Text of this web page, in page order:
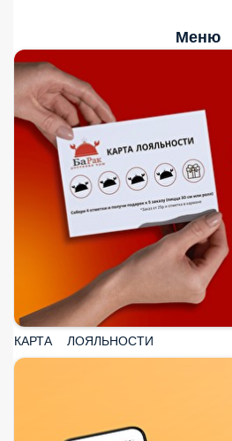
Меню
КАРТА ЛОЯЛЬНОСТИ